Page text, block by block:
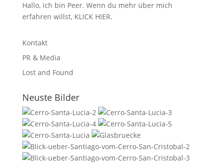
Hallo, ich bin Peer. Wenn du mehr über mich
erfahren willst, KLICK HIER.
Kontakt
PR & Media
Lost and Found
Neuste Bilder